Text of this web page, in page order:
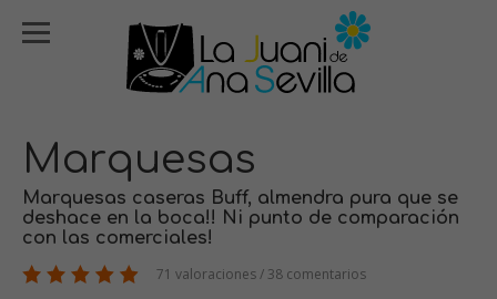
Marquesas
Marquesas caseras Buff, almendra pura que se
deshace en la boca!! Ni punto de comparación
con las comerciales!
71 valoraciones / 38 comentarios